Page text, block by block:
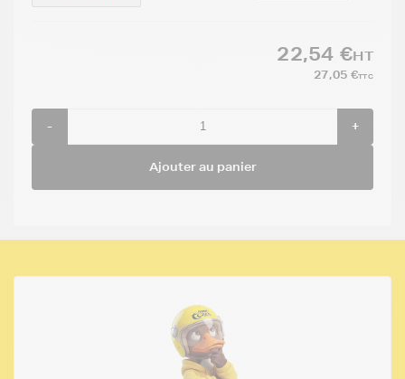
22,54 €HT
27,05 €TTC
- +
Ajouter au panier